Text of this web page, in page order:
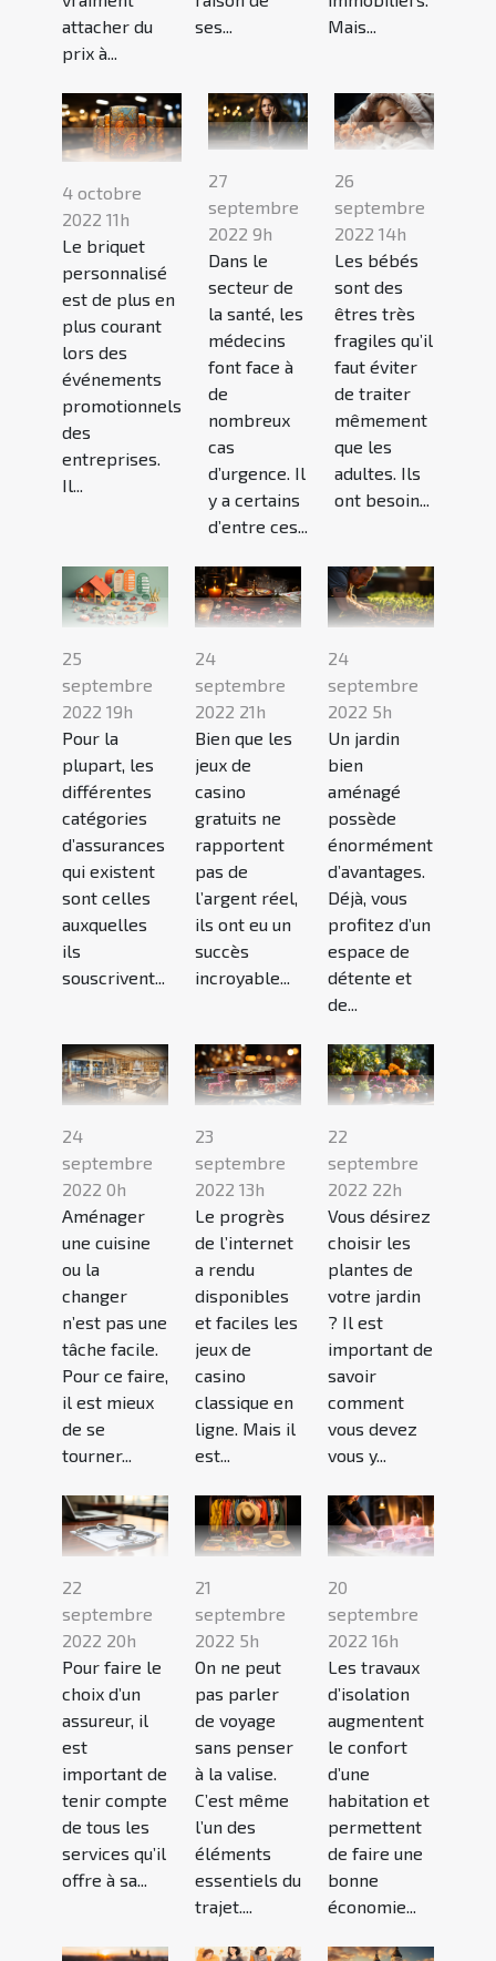
attacher du
prix à...
ses...
Mais...
4 octobre
2022 11h
Le briquet
personnalisé
est de plus en
plus courant
lors des
événements
promotionnels
des
entreprises.
Il...
27
septembre
2022 9h
Dans le
secteur de
la santé, les
médecins
font face à
de
nombreux
cas
d’urgence. Il
y a certains
d’entre ces...
26
septembre
2022 14h
Les bébés
sont des
êtres très
fragiles qu’il
faut éviter
de traiter
mêmement
que les
adultes. Ils
ont besoin...
25
septembre
2022 19h
Pour la
plupart, les
différentes
catégories
d’assurances
qui existent
sont celles
auxquelles
ils
souscrivent...
24
septembre
2022 21h
Bien que les
jeux de
casino
gratuits ne
rapportent
pas de
l’argent réel,
ils ont eu un
succès
incroyable...
24
septembre
2022 5h
Un jardin
bien
aménagé
possède
énormément
d’avantages.
Déjà, vous
profitez d’un
espace de
détente et
de...
24
septembre
2022 0h
Aménager
une cuisine
ou la
changer
n’est pas une
tâche facile.
Pour ce faire,
il est mieux
de se
tourner...
23
septembre
2022 13h
Le progrès
de l’internet
a rendu
disponibles
et faciles les
jeux de
casino
classique en
ligne. Mais il
est...
22
septembre
2022 22h
Vous désirez
choisir les
plantes de
votre jardin
? Il est
important de
savoir
comment
vous devez
vous y...
22
septembre
2022 20h
Pour faire le
choix d’un
assureur, il
est
important de
tenir compte
de tous les
services qu’il
offre à sa...
21
septembre
2022 5h
On ne peut
pas parler
de voyage
sans penser
à la valise.
C’est même
l’un des
éléments
essentiels du
trajet....
20
septembre
2022 16h
Les travaux
d’isolation
augmentent
le confort
d’une
habitation et
permettent
de faire une
bonne
économie...